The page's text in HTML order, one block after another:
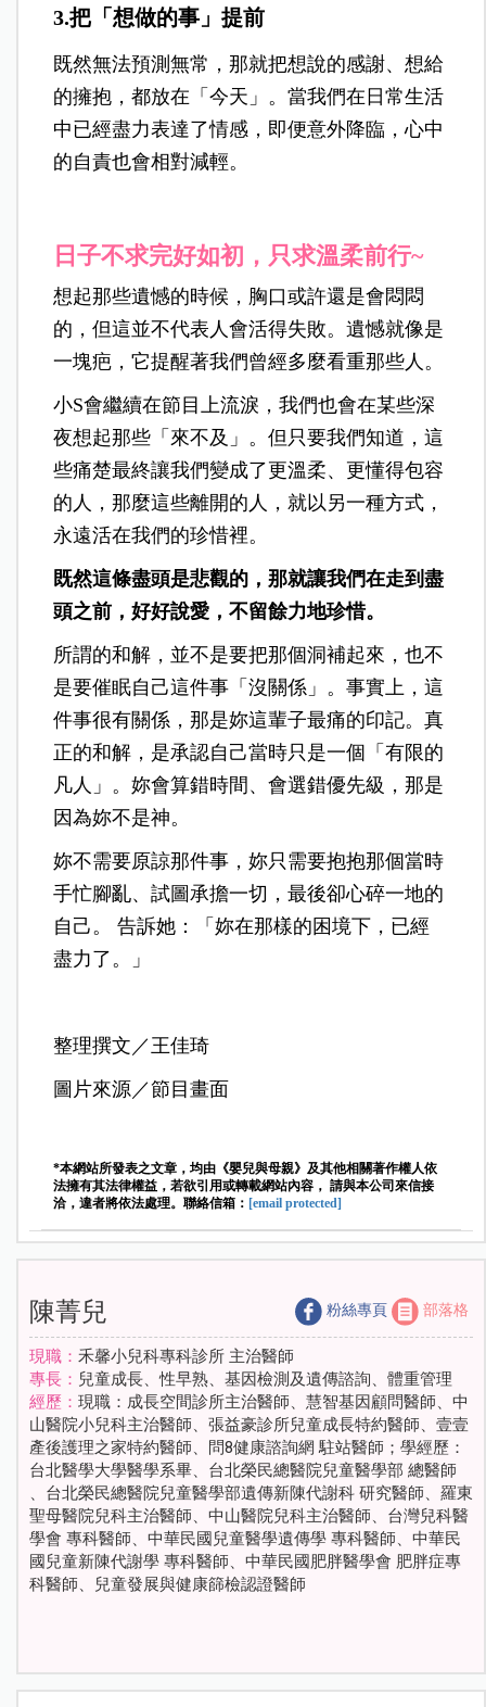
3.把「想做的事」提前
既然無法預測無常，那就把想說的感謝、想給
的擁抱，都放在「今天」。當我們在日常生活
中已經盡力表達了情感，即便意外降臨，心中
的自責也會相對減輕。
日子不求完好如初，只求溫柔前行~
想起那些遺憾的時候，胸口或許還是會悶悶
的，但這並不代表人會活得失敗。遺憾就像是
一塊疤，它提醒著我們曾經多麼看重那些人。
小S會繼續在節目上流淚，我們也會在某些深
夜想起那些「來不及」。但只要我們知道，這
些痛楚最終讓我們變成了更溫柔、更懂得包容
的人，那麼這些離開的人，就以另一種方式，
永遠活在我們的珍惜裡。
既然這條盡頭是悲觀的，那就讓我們在走到盡
頭之前，好好說愛，不留餘力地珍惜。
所謂的和解，並不是要把那個洞補起來，也不
是要催眠自己這件事「沒關係」。事實上，這
件事很有關係，那是妳這輩子最痛的印記。真
正的和解，是承認自己當時只是一個「有限的
凡人」。妳會算錯時間、會選錯優先級，那是
因為妳不是神。
妳不需要原諒那件事，妳只需要抱抱那個當時
手忙腳亂、試圖承擔一切，最後卻心碎一地的
自己。 告訴她：「妳在那樣的困境下，已經
盡力了。」
整理撰文／王佳琦
圖片來源／節目畫面
*本網站所發表之文章，均由《嬰兒與母親》及其他相關著作權人依
法擁有其法律權益，若欲引用或轉載網站內容， 請與本公司來信接
洽，違者將依法處理。聯絡信箱： [email protected]
陳菁兒 粉絲專頁 部落格
現職： 禾馨小兒科專科診所 主治醫師
專長： 兒童成長、性早熟、基因檢測及遺傳諮詢、體重管理
經歷： 現職：成長空間診所主治醫師、慧智基因顧問醫師、中
山醫院小兒科主治醫師、張益豪診所兒童成長特約醫師、壹壹
產後護理之家特約醫師、問8健康諮詢網 駐站醫師；學經歷：
台北醫學大學醫學系畢、台北榮民總醫院兒童醫學部 總醫師
、台北榮民總醫院兒童醫學部遺傳新陳代謝科 研究醫師、羅東
聖母醫院兒科主治醫師、中山醫院兒科主治醫師、台灣兒科醫
學會 專科醫師、中華民國兒童醫學遺傳學 專科醫師、中華民
國兒童新陳代謝學 專科醫師、中華民國肥胖醫學會 肥胖症專
科醫師、兒童發展與健康篩檢認證醫師